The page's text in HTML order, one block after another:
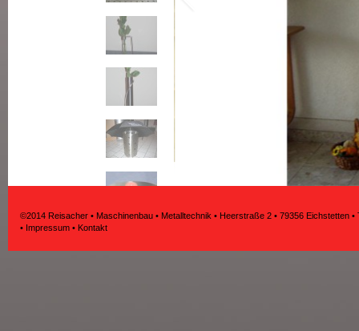
©2014 Reisacher • Maschinenbau • Metalltechnik • Heerstraße 2 • 79356 Eichstetten
• Impressum • Kontakt